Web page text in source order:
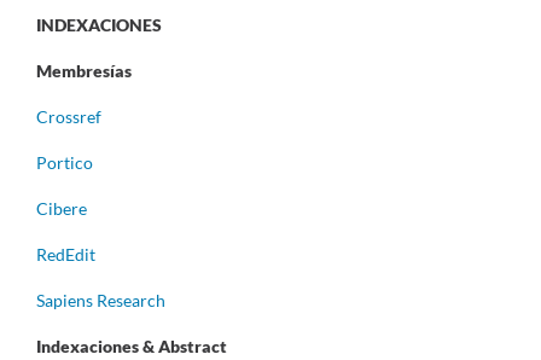
INDEXACIONES
Membresías
Crossref
Portico
Cibere
RedEdit
Sapiens Research
Indexaciones & Abstract